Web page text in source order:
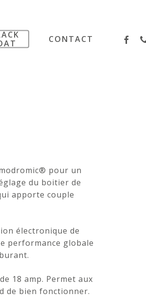
CONTACT
pour un
du boitier de
apporte couple
électronique de
performance globale
18 amp. Permet aux
de bien fonctionner.